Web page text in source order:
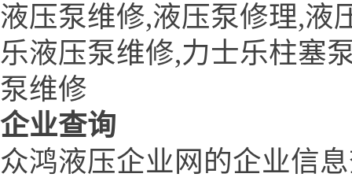
液压泵维修,液压泵修理,液
乐液压泵维修,力士乐柱塞
泵维修
企业查询
众鸿液压企业网的企业信